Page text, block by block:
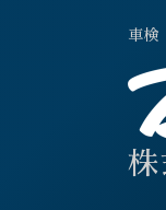
車検
株